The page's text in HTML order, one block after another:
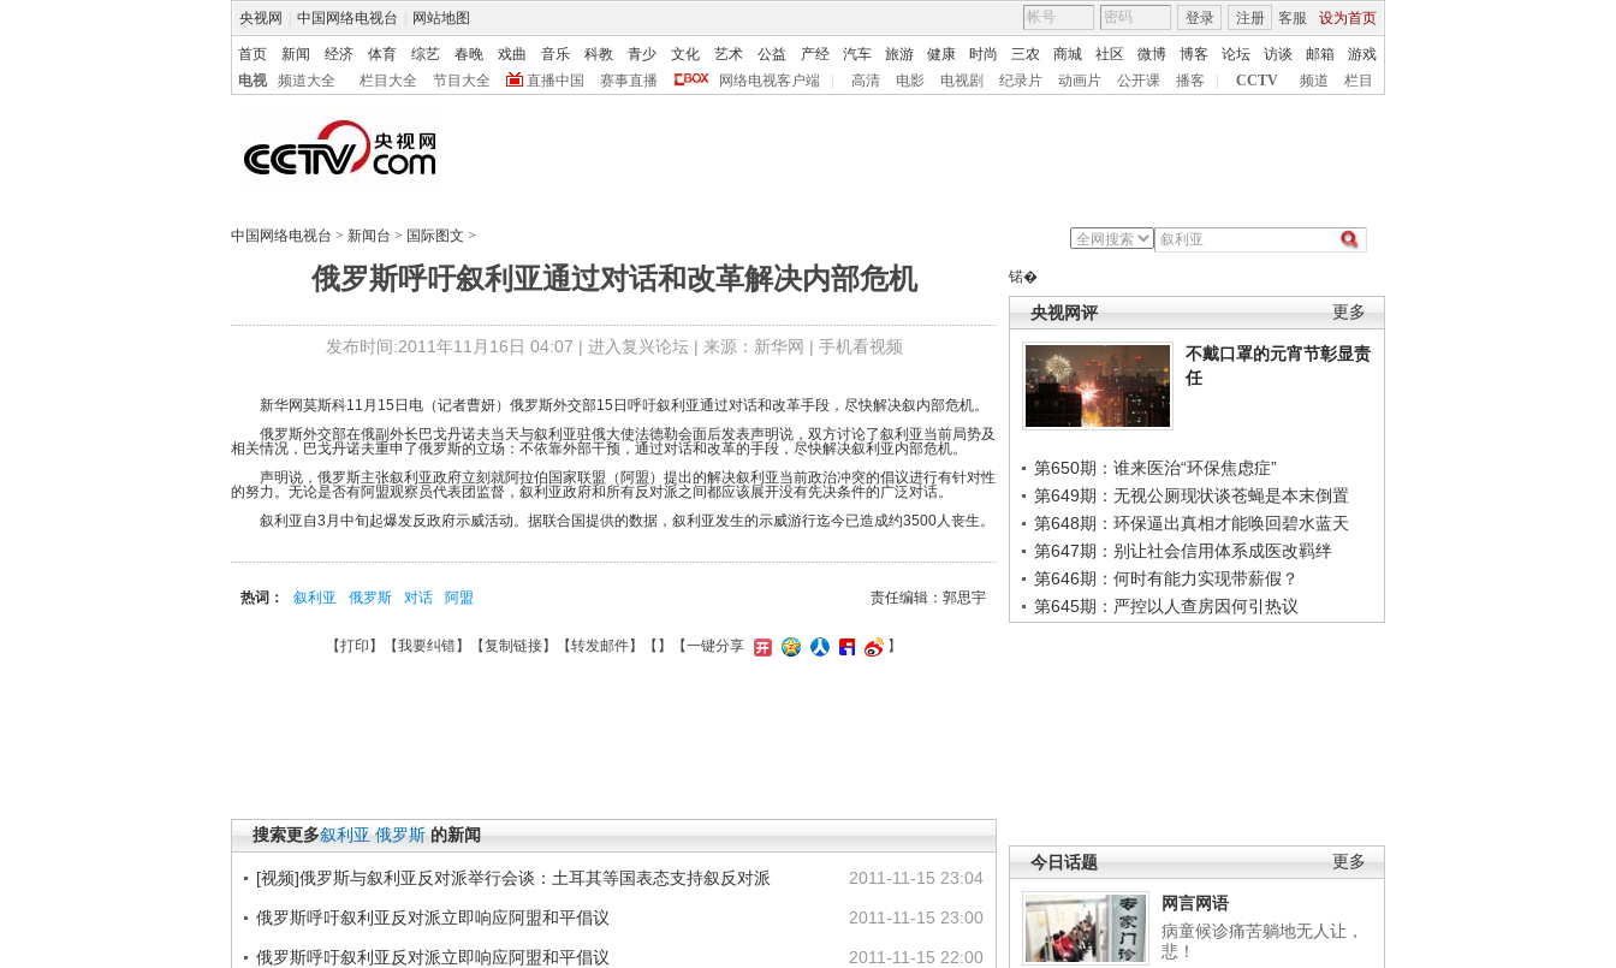
央视网 中国网络电视台 网站地图 客服 设为首页
登录 注册
首页 新闻 经济 体育 综艺 春晚 戏曲 音乐 科教 青少 文化 艺术 公益 产经 汽车 旅游 健康 时尚 三农 商城 社区 微博 博客 论坛 访谈 邮箱
游戏
电视
频道大全 栏目大全 节目大全 直播中国 赛事直播 网络电视客户端 高清 电影 电视剧 纪录片 动画片 公开课 播客 CCTV 频道 栏目
中国网络电视台 > 新闻台 > 国际图文 >
俄罗斯呼吁叙利亚通过对话和改革解决内部危机
发布时间:2011年11月16日 04:07 | 进入复兴论坛| 来源：新华网 | 手机看视频
锘�
更多
央视网评
不戴口罩的元宵节彰显责
任
第650期：谁来医治“环保焦虑症”
第649期：无视公厕现状谈苍蝇是本末倒置
第648期：环保逼出真相才能唤回碧水蓝天
第647期：别让社会信用体系成医改羁绊
第646期：何时有能力实现带薪假？
第645期：严控以人查房因何引热议
更多
今日话题
网言网语
病童候诊痛苦躺地无人让，
悲！
新华网莫斯科11月15日电（记者曹妍）俄罗斯外交部15日呼吁叙利亚通过对话和改革手段，尽快解决叙内部危机。
俄罗斯外交部在俄副外长巴戈丹诺夫当天与叙利亚驻俄大使法德勒会面后发表声明说，双方讨论了叙利亚当前局势及
相关情况，巴戈丹诺夫重申了俄罗斯的立场：不依靠外部干预，通过对话和改革的手段，尽快解决叙利亚内部危机。
声明说，俄罗斯主张叙利亚政府立刻就阿拉伯国家联盟（阿盟）提出的解决叙利亚当前政治冲突的倡议进行有针对性
的努力。无论是否有阿盟观察员代表团监督，叙利亚政府和所有反对派之间都应该展开没有先决条件的广泛对话。
叙利亚自3月中旬起爆发反政府示威活动。据联合国提供的数据，叙利亚发生的示威游行迄今已造成约3500人丧生。
责任编辑：郭思宇
热词： 叙利亚 俄罗斯 对话 阿盟
【打印 】【我要纠错】【复制链接】【转发邮件】【 】 【一键分享 】
搜索更多叙利亚 俄罗斯 的新闻
2011-11-15 23:04
[视频]俄罗斯与叙利亚反对派举行会谈：土耳其等国表态支持叙反对派
2011-11-15 23:00
俄罗斯呼吁叙利亚反对派立即响应阿盟和平倡议
2011-11-15 22:00
俄罗斯呼吁叙利亚反对派立即响应阿盟和平倡议